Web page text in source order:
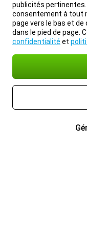
publicités
consentement à tout
page vers le bas et de
dans le pied de page.
confidentialité et